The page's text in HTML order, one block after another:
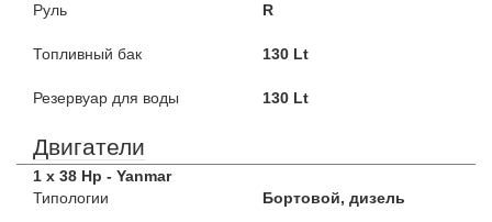
Руль R
Топливный бак 130 Lt
Резервуар для воды 130 Lt
Двигатели
1 x 38 Hp - Yanmar
Типологии
Бортовой, дизель